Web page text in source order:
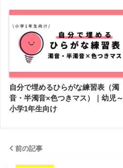
自分で埋めるひらがな練習表（濁
音・半濁音×色つきマス）｜幼児～
小学1年生向け
前の記事